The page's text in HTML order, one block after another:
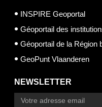
INSPIRE Geoportal
Géoportail des
Géoportail de la Région
GeoPunt Vlaanderen
NEWSLETTER